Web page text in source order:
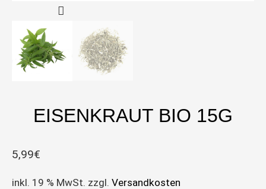
EISENKRAUT BIO 15G
5,99€
inkl. 19 % MwSt. zzgl. Versandkosten